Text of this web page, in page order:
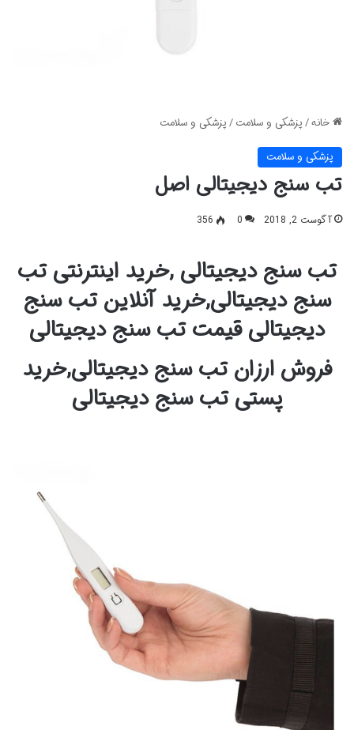
خانه/پزشکی و سلامت/پزشکی و سلامت
پزشکی و سلامت
تب سنج دیجیتالی اصل
آگوست 2, 2018 0
356
تب سنج دیجیتالی ,خرید اینترنتی تب
سنج دیجیتالی,خرید آنلاین تب سنج
دیجیتالی قیمت تب سنج دیجیتالی
فروش ارزان تب سنج دیجیتالی,خرید
پستی تب سنج دیجیتالی